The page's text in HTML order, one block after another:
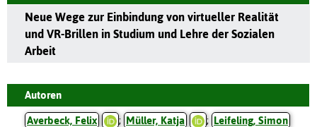
Neue Wege zur Einbindung von virtueller Realität
und VR-Brillen in Studium und Lehre der Sozialen
Arbeit
Autoren
Averbeck, Felix ; Müller, Katja ; Leifeling, Simon